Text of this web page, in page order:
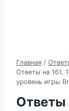
Главная /
Ответы на 161,
уровень игры
Ответы